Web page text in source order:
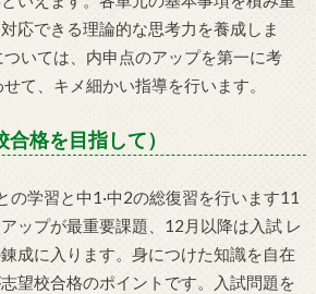
応できる理論的な思考力を養成しま
いては、内申点のアップを第一に考
て、キメ細かい指導を行います。
格を目指して）
の学習と中1·中2の総復習を行います11
ップが最重要課題、12月以降は入試 レ
成に入ります。身につけた知識を自在
望校合格のポイントです。入試問題を